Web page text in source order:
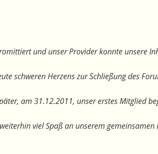
und unser Provider konnte unsere
schweren Herzens zur Schließung des
am 31.12.2011, unser erstes Mitglied
viel Spaß an unserem gemeinsamen